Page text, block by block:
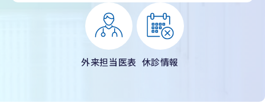
外来担当医表 休診情報